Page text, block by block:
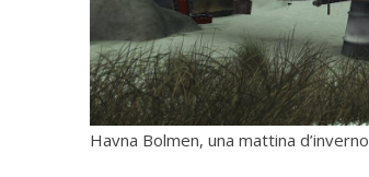
Havna Bolmen, una mattina d’inverno